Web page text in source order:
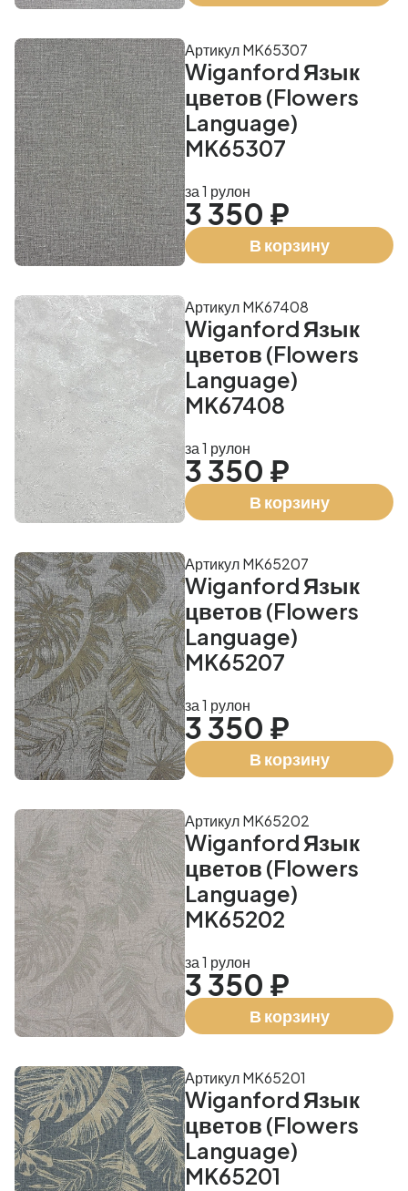
Wiganford Язык
цветов (Flowers
Language)
MK65307
Артикул MK65307
за 1 рулон
3 350 ₽
В корзину
Wiganford Язык
цветов (Flowers
Language)
MK67408
Артикул MK67408
за 1 рулон
3 350 ₽
В корзину
Wiganford Язык
цветов (Flowers
Language)
MK65207
Артикул MK65207
за 1 рулон
3 350 ₽
В корзину
Wiganford Язык
цветов (Flowers
Language)
MK65202
Артикул MK65202
за 1 рулон
3 350 ₽
В корзину
Wiganford Язык
цветов (Flowers
Language)
MK65201
Артикул MK65201